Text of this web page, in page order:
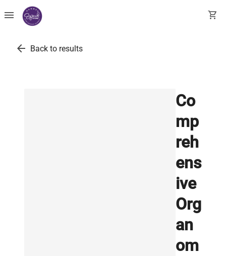
menu shopping_cart
arrow_back Back to results
Co
mp
reh
ens
ive
Org
an
om